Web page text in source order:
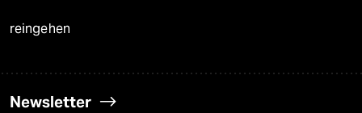
reingehen
Newsletter